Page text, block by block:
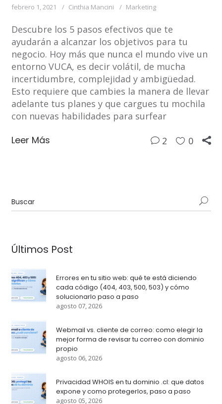
febrero 1, 2021 Cinthia Mancini Marketing
Descubre los 5 pasos efectivos que te
ayudarán a alcanzar los objetivos para tu
negocio. Hoy más que nunca el mundo vive un
entorno VUCA, es decir volátil, de mucha
incertidumbre, complejidad y ambigüedad.
Esto requiere que cambies la manera de llevar
adelante tus planes y que cargues tu mochila
con nuevas habilidades para surfear
Leer Más 2 0
Últimos Post
Errores en tu sitio web: qué te está diciendo
cada código (404, 403, 500, 503) y cómo
solucionarlo paso a paso
agosto 07, 2026
Webmail vs. cliente de correo: como elegir la
mejor forma de revisar tu correo con dominio
propio
agosto 06, 2026
Privacidad WHOIS en tu dominio .cl: que datos
expone y como protegerlos, paso a paso
agosto 05, 2026